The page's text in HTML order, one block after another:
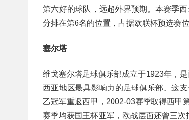
第六好的球队，远超外界预期。本赛季
分排在第6名的位置，占据欧联杯预选赛
塞尔塔
维戈塞尔塔足球俱乐部成立于1923年，
西亚地区最具影响力的足球俱乐部。这
乙冠军重返西甲，2002-03赛季取得西甲
赛季均获国王杯亚军，欧战层面还曾三